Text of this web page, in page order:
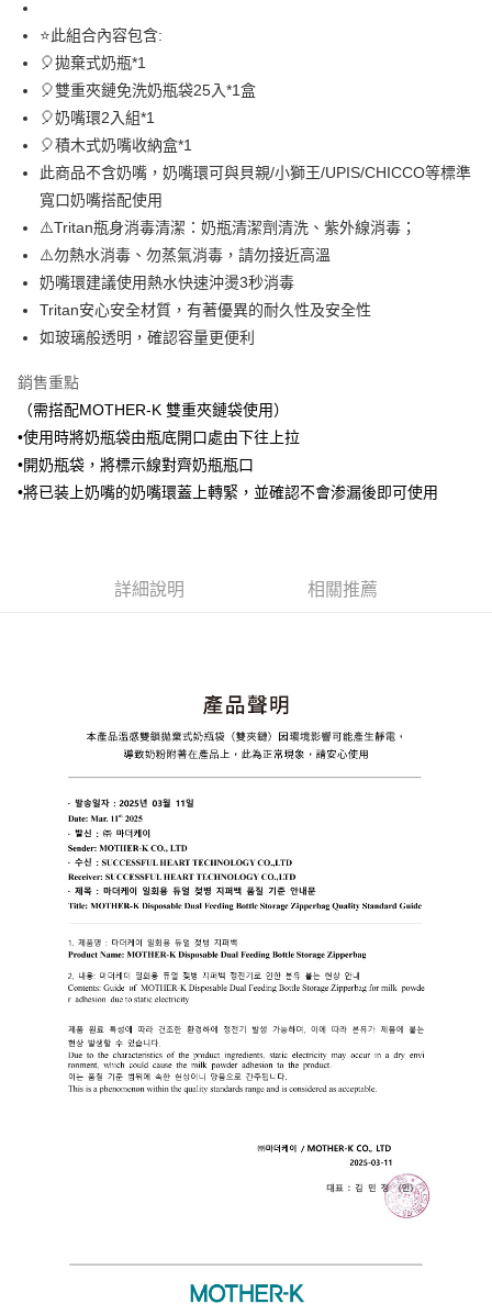
【關於「AFTEE先享後付」】
AFTEE先享後付是「在收到商品之後才付款」的支付方式。 讓您購物簡單
１．簡單：不需註冊會員、不需綁卡、不需儲值。
２．便利：只要手機號碼，簡訊認證，即可結帳。
３．安心：先確認商品／服務後，再付款。
【「AFTEE先享後付」結帳流程】
１．於結帳方式選擇「AFTEE先享後付」後，將跳轉至「AFTEE先享後付」
結帳頁面，進行簡訊認證並確認金額後，即可完成結帳。
２．訂單成立數日內，您將收到繳費通知簡訊。
３．收到繳費通知簡訊後14天內，點擊此簡訊中的連結，可透過四大超商／
ATM／網路銀行／等多元方式進行付款，方視為交易完成。
購買商品的店家。未經商家同意取消之訂單仍視為有效，需透過AFTEE先享
後付繳納相關費用。
※ 交易是否成功請以「AFTEE先享後付 」之結帳頁面顯示為準，若有關於
是否繳費成功／繳費後需取消欲退款等相關疑問，請聯繫「AFTEE先享後付
【注意事項】
１．透過由恩沛科技股份有限公司提供之「AFTEE先享後付」服務完成之交
易，需依本服務之必要範圍內提供個人資料，並將交易相關給付款項請求債
權轉讓予恩沛科技股份有限公司。
２．關於個人資料處理事宜，請瀏覽以下網址：
４．使用「AFTEE先享後付」時，將依據個別帳號之用戶狀況，依本公司即
運送方式
每筆NT$80，滿NT$799(含以上)免運費
付款後7-11取貨
每筆NT$80，滿NT$999(含以上)免運費
每筆NT$100，滿NT$999(含以上)免運費
⭐此組合內容包含:
🎈拋棄式奶瓶*1
🎈雙重夾鏈免洗奶瓶袋25入*1盒
🎈奶嘴環2入組*1
🎈積木式奶嘴收納盒*1
此商品不含奶嘴，奶嘴環可與貝親/小獅王/UPIS/CHICCO等標準
寬口奶嘴搭配使用
⚠️Tritan瓶身消毒清潔：奶瓶清潔劑清洗、紫外線消毒；
⚠️勿熱水消毒、勿蒸氣消毒，請勿接近高溫
奶嘴環建議使用熱水快速沖燙3秒消毒
Tritan安心安全材質，有著優異的耐久性及安全性
如玻璃般透明，確認容量更便利
銷售重點
（需搭配MOTHER-K 雙重夾鏈袋使用）
•使用時將奶瓶袋由瓶底開口處由下往上拉
•開奶瓶袋，將標示線對齊奶瓶瓶口
•將已装上奶嘴的奶嘴環蓋上轉緊，並確認不會渗漏後即可使用
詳細說明 相關推薦